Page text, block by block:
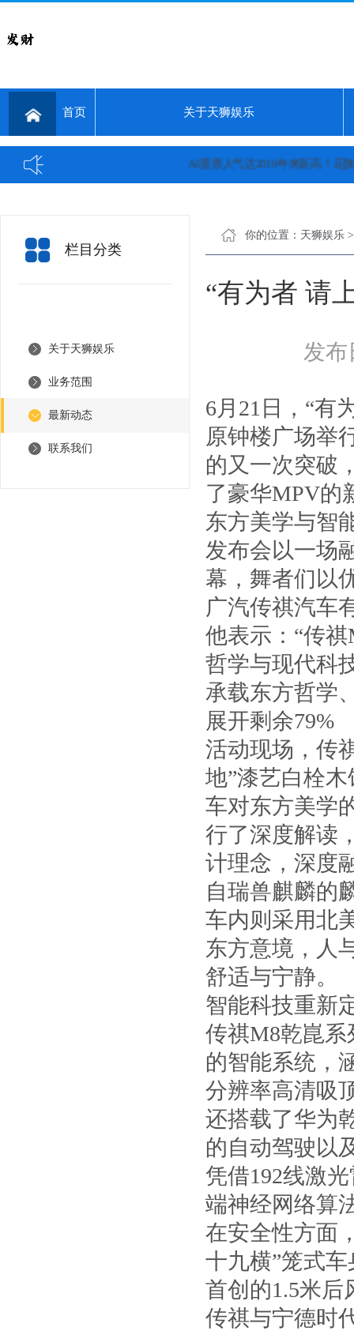
首页 关于天狮娱乐
AI股票人气达2019年来新高！花旗：是
栏目分类
关于天狮娱乐
业务范围
最新动态
联系我们
你的位置： 天狮娱乐
“有为者 请
发布
6月21日，“有
原钟楼广场举
的又一次突破
了豪华MPV的
东方美学与智
发布会以一场
幕，舞者们以
广汽传祺汽车
他表示：“传
哲学与现代科
承载东方哲学
展开剩余79%
活动现场，传
地”漆艺白栓
车对东方美学
行了深度解读
计理念，深度
自瑞兽麒麟的
车内则采用北
东方意境，人
舒适与宁静。
智能科技重新
传祺M8乾崑
的智能系统，
分辨率高清吸
还搭载了华为
的自动驾驶以
凭借192线激
端神经网络算
在安全性方面
十九横”笼式
首创的1.5米后
传祺与宁德时